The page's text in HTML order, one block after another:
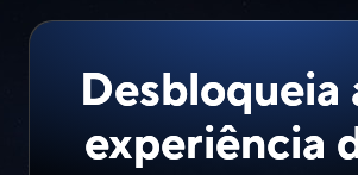
Desbloqueia
experiência